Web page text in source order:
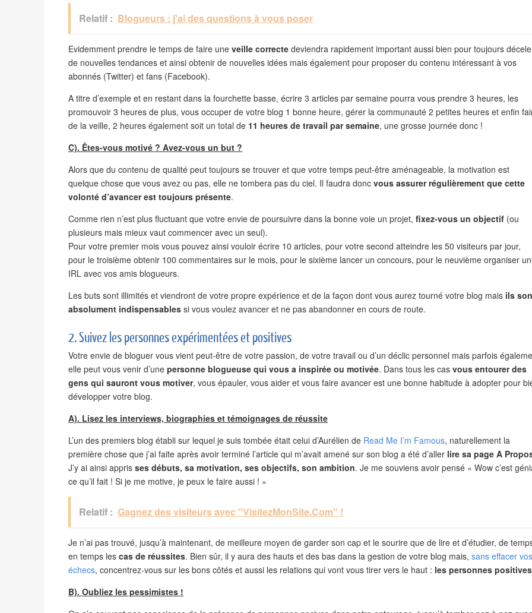
Relatif : Blogueurs : j'ai des questions à vous poser
Evidemment prendre le temps de faire une veille correcte deviendra rapidement important aussi bien pour toujours
de nouvelles tendances et ainsi obtenir de nouvelles idées mais également pour proposer du contenu intéressant à vos
abonnés (Twitter) et fans (Facebook).
A titre d’exemple et en restant dans la fourchette basse, écrire 3 articles par semaine pourra vous prendre 3 heures, les
promouvoir 3 heures de plus, vous occuper de votre blog 1 bonne heure, gérer la communauté 2 petites heures et enfin
de la veille, 2 heures également soit un total de 11 heures de travail par semaine, une grosse journée donc !
C). Êtes-vous motivé ? Avez-vous un but ?
Alors que du contenu de qualité peut toujours se trouver et que votre temps peut-être aménageable, la motivation est
quelque chose que vous avez ou pas, elle ne tombera pas du ciel. Il faudra donc vous assurer régulièrement que cette
volonté d’avancer est toujours présente.
Comme rien n’est plus fluctuant que votre envie de poursuivre dans la bonne voie un projet, fixez-vous un objectif (ou
plusieurs mais mieux vaut commencer avec un seul).
Pour votre premier mois vous pouvez ainsi vouloir écrire 10 articles, pour votre second atteindre les 50 visiteurs par jour,
pour le troisième obtenir 100 commentaires sur le mois, pour le sixième lancer un concours, pour le neuvième organiser
IRL avec vos amis blogueurs.
Les buts sont illimités et viendront de votre propre expérience et de la façon dont vous aurez tourné votre blog mais ils
absolument indispensables si vous voulez avancer et ne pas abandonner en cours de route.
2. Suivez les personnes expérimentées et positives
Votre envie de bloguer vous vient peut-être de votre passion, de votre travail ou d’un déclic personnel mais parfois
elle peut vous venir d’une personne blogueuse qui vous a inspirée ou motivée. Dans tous les cas vous entourer des
gens qui sauront vous motiver, vous épauler, vous aider et vous faire avancer est une bonne habitude à adopter pour
développer votre blog.
A). Lisez les interviews, biographies et témoignages de réussite
L’un des premiers blog établi sur lequel je suis tombée était celui d’Aurélien de Read Me I’m Famous, naturellement la
première chose que j’ai faite après avoir terminé l’article qui m’avait amené sur son blog a été d’aller lire sa page A
J’y ai ainsi appris ses débuts, sa motivation, ses objectifs, son ambition. Je me souviens avoir pensé « Wow c’est
ce qu’il fait ! Si je me motive, je peux le faire aussi ! »
Relatif : Gagnez des visiteurs avec "VisitezMonSite.Com" !
Je n’ai pas trouvé, jusqu’à maintenant, de meilleure moyen de garder son cap et le sourire que de lire et d’étudier, de
en temps les cas de réussites. Bien sûr, il y aura des hauts et des bas dans la gestion de votre blog mais, sans effacer vos
échecs, concentrez-vous sur les bons côtés et aussi les relations qui vont vous tirer vers le haut : les personnes positives
B). Oubliez les pessimistes !